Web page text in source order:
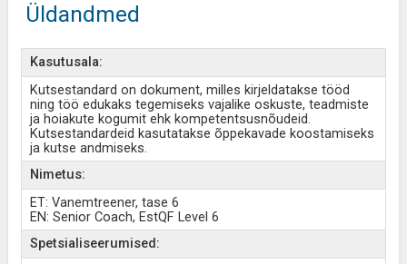
Üldandmed
Kasutusala:
Kutsestandard on dokument, milles kirjeldatakse tööd
ning töö edukaks tegemiseks vajalike oskuste, teadmiste
ja hoiakute kogumit ehk kompetentsusnõudeid.
Kutsestandardeid kasutatakse õppekavade koostamiseks
ja kutse andmiseks.
Nimetus:
ET: Vanemtreener, tase 6
EN: Senior Coach, EstQF Level 6
Spetsialiseerumised: